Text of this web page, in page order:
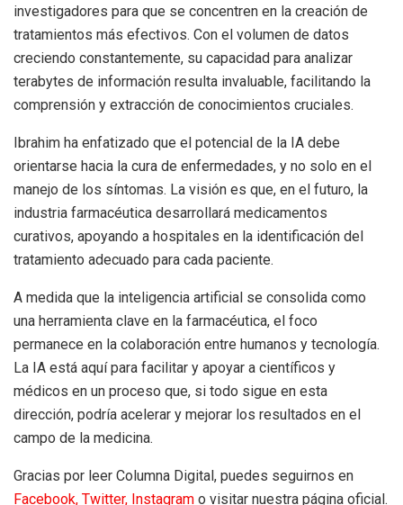
investigadores para que se concentren en la creación de
tratamientos más efectivos. Con el volumen de datos
creciendo constantemente, su capacidad para analizar
terabytes de información resulta invaluable, facilitando la
comprensión y extracción de conocimientos cruciales.
Ibrahim ha enfatizado que el potencial de la IA debe
orientarse hacia la cura de enfermedades, y no solo en el
manejo de los síntomas. La visión es que, en el futuro, la
industria farmacéutica desarrollará medicamentos
curativos, apoyando a hospitales en la identificación del
tratamiento adecuado para cada paciente.
A medida que la inteligencia artificial se consolida como
una herramienta clave en la farmacéutica, el foco
permanece en la colaboración entre humanos y tecnología.
La IA está aquí para facilitar y apoyar a científicos y
médicos en un proceso que, si todo sigue en esta
dirección, podría acelerar y mejorar los resultados en el
campo de la medicina.
Gracias por leer Columna Digital, puedes seguirnos en
Facebook, Twitter, Instagram o visitar nuestra página oficial.